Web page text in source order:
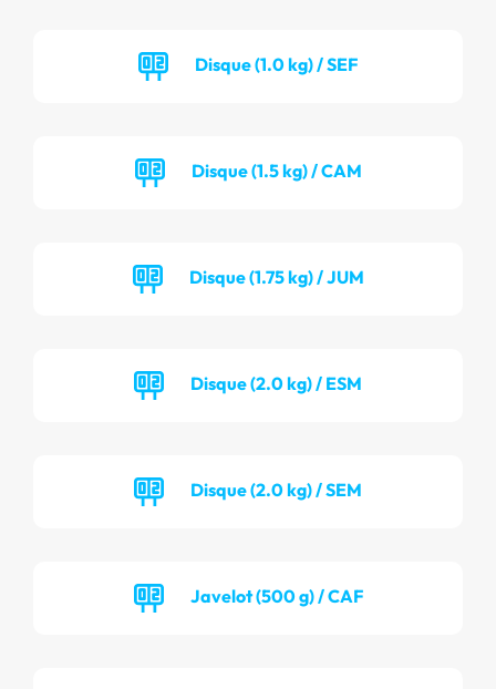
Disque (1.0 kg) / SEF
Disque (1.5 kg) / CAM
Disque (1.75 kg) / JUM
Disque (2.0 kg) / ESM
Disque (2.0 kg) / SEM
Javelot (500 g) / CAF